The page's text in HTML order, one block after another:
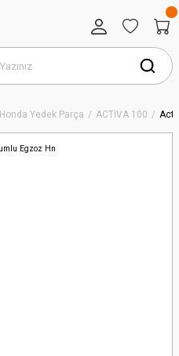
Honda Yedek Parça ACTİVA 100